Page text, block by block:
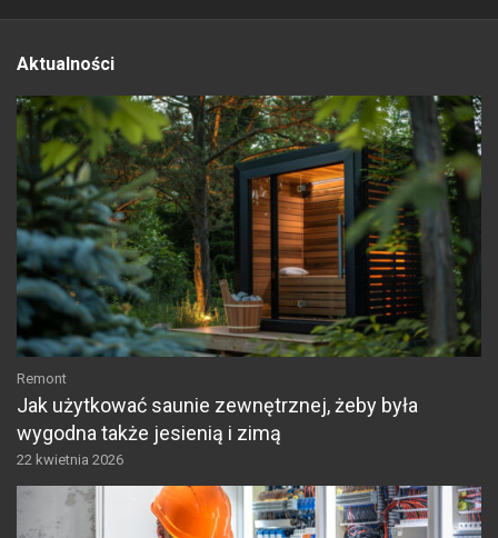
Aktualności
Remont
Jak użytkować saunie zewnętrznej, żeby była
wygodna także jesienią i zimą
22 kwietnia 2026